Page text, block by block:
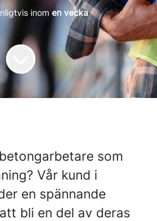
inomen vecka
som
Vår kund i
en spännande
bli en del av deras